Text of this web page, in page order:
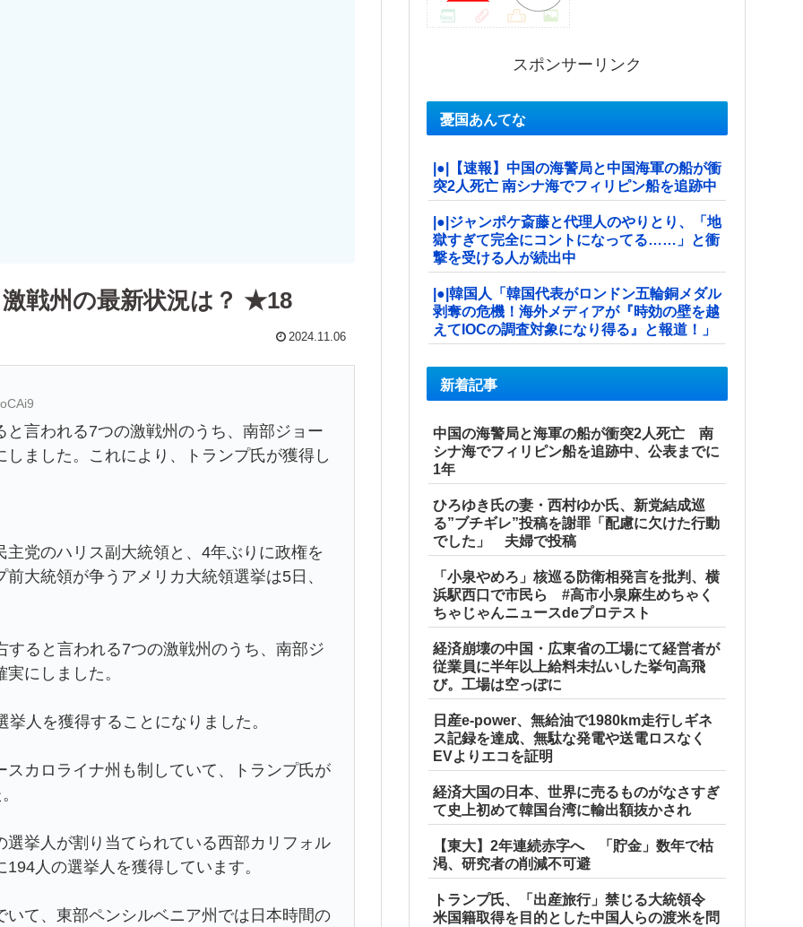
戦州の最新状況は？ ★18
2024.11.06
言われる7つの激戦州のうち、南部ジョー
ました。これにより、トランプ氏が獲得し
党のハリス副大統領と、4年ぶりに政権を
大統領が争うアメリカ大統領選挙は5日、
ると言われる7つの激戦州のうち、南部ジ
にしました。
人を獲得することになりました。
カロライナ州も制していて、トランプ氏が
挙人が割り当てられている西部カリフォル
人の選挙人を獲得しています。
て、東部ペンシルベニア州では日本時間の
スポンサーリンク
憂国あんてな
|●|【速報】中国の海警局と中国海軍の船が衝
突2人死亡 南シナ海でフィリピン船を追跡中
|●|ジャンポケ斎藤と代理人のやりとり、「地
獄すぎて完全にコントになってる……」と衝
撃を受ける人が続出中
|●|韓国人「韓国代表がロンドン五輪銅メダル
剥奪の危機！海外メディアが『時効の壁を越
えてIOCの調査対象になり得る』と報道！」
新着記事
中国の海警局と海軍の船が衝突2人死亡 南
シナ海でフィリピン船を追跡中、公表までに
1年
ひろゆき氏の妻・西村ゆか氏、新党結成巡
る”ブチギレ”投稿を謝罪「配慮に欠けた行動
でした」 夫婦で投稿
「小泉やめろ」核巡る防衛相発言を批判、横
浜駅西口で市民ら #高市小泉麻生めちゃく
ちゃじゃんニュースdeプロテスト
経済崩壊の中国・広東省の工場にて経営者が
従業員に半年以上給料未払いした挙句高飛
び。工場は空っぽに
日産e-power、無給油で1980km走行しギネ
ス記録を達成、無駄な発電や送電ロスなく
EVよりエコを証明
経済大国の日本、世界に売るものがなさすぎ
て史上初めて韓国台湾に輸出額抜かされ
【東大】2年連続赤字へ 「貯金」数年で枯
渇、研究者の削減不可避
トランプ氏、「出産旅行」禁じる大統領令
米国籍取得を目的とした中国人らの渡米を問